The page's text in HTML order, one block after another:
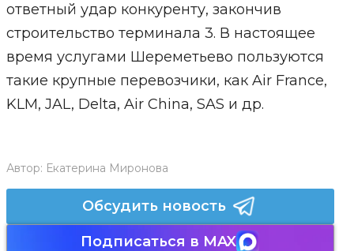
ответный удар конкуренту, закончив
строительство терминала 3. В настоящее
время услугами Шереметьево пользуются
такие крупные перевозчики, как Air France,
KLM, JAL, Delta, Air China, SAS и др.
Автор: Екатерина Миронова
Обсудить новость
Подписаться в MAX